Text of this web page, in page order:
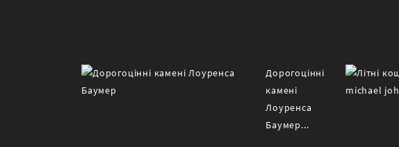
Дорогоцінні
камені
Лоуренса
Баумер...